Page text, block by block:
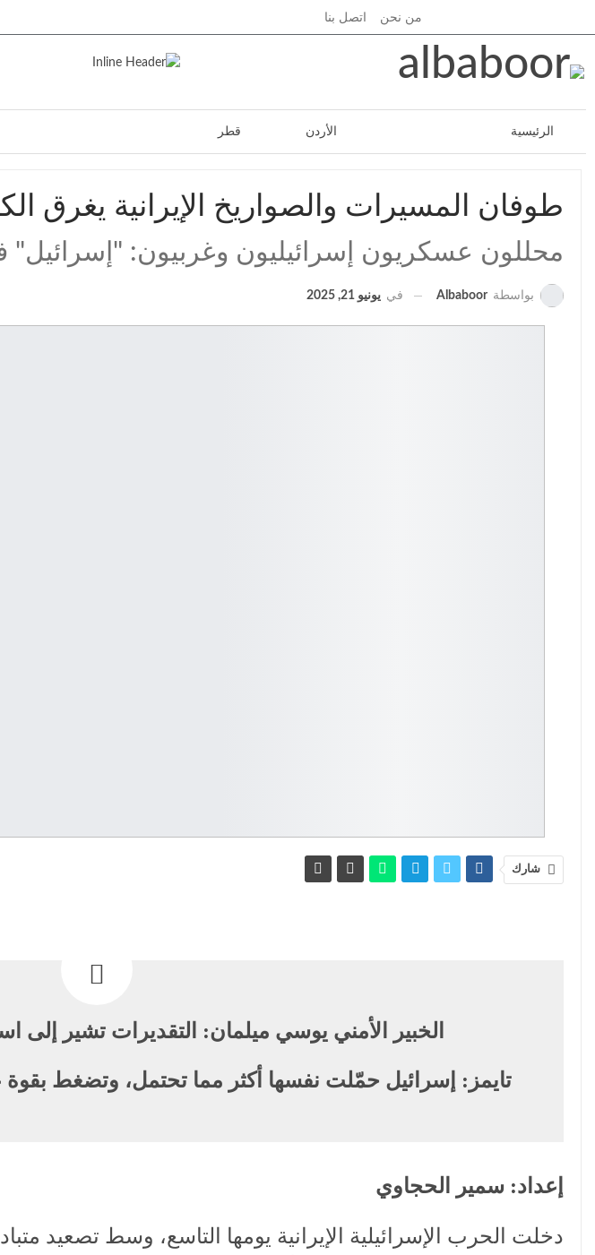
من نحن اتصل بنا
الرئيسية الأردن قطر
طوفان المسيرات والصواريخ الإيرانية يغرق
محللون عسكريون إسرائيليون وغربيون: "إسرائيل"
بواسطة Albaboor في يونيو 21, 2025
شارك
الخبير الأمني يوسي ميلمان: التقديرات تشير
تايمز: إسرائيل حمّلت نفسها أكثر مما تحتمل، وتضغط
إعداد: سمير الحجاوي
دخلت الحرب الإسرائيلية الإيرانية يومها التاسع، وسط تصعيد